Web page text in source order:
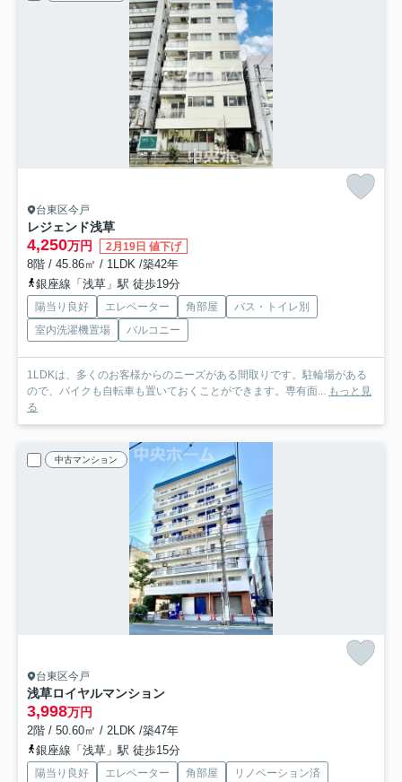
台東区今戸
レジェンド浅草
4,250万円 2月19日 値下げ
8階 / 45.86㎡ / 1LDK /築42年
銀座線「浅草」駅 徒歩19分
陽当り良好 エレベーター 角部屋
バス・トイレ別
室内洗濯機置場
バルコニー
1LDKは、多くのお客様からのニーズがある間取りです。駐輪場がある
ので、バイクも自転車も置いておくことができます。専有面... もっと見
る
中古マンション
台東区今戸
浅草ロイヤルマンション
3,998万円
2階 / 50.60㎡ / 2LDK /築47年
銀座線「浅草」駅 徒歩15分
陽当り良好 エレベーター 角部屋 リノベーション済